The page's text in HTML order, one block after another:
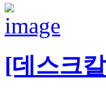
[데스크